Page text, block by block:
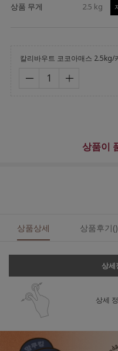
상품 무게
2.5 kg
칼리바우트 코코아매스 2.5kg/
상품이
상품상세 상품후기()
상세
상세